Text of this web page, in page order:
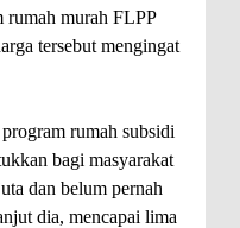
murah FLPP
tersebut mengingat
rumah subsidi
bagi masyarakat
dan belum pernah
dia, mencapai lima